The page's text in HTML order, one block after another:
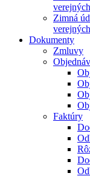
Zimná
Dokumenty
Zmluvy
Faktúry